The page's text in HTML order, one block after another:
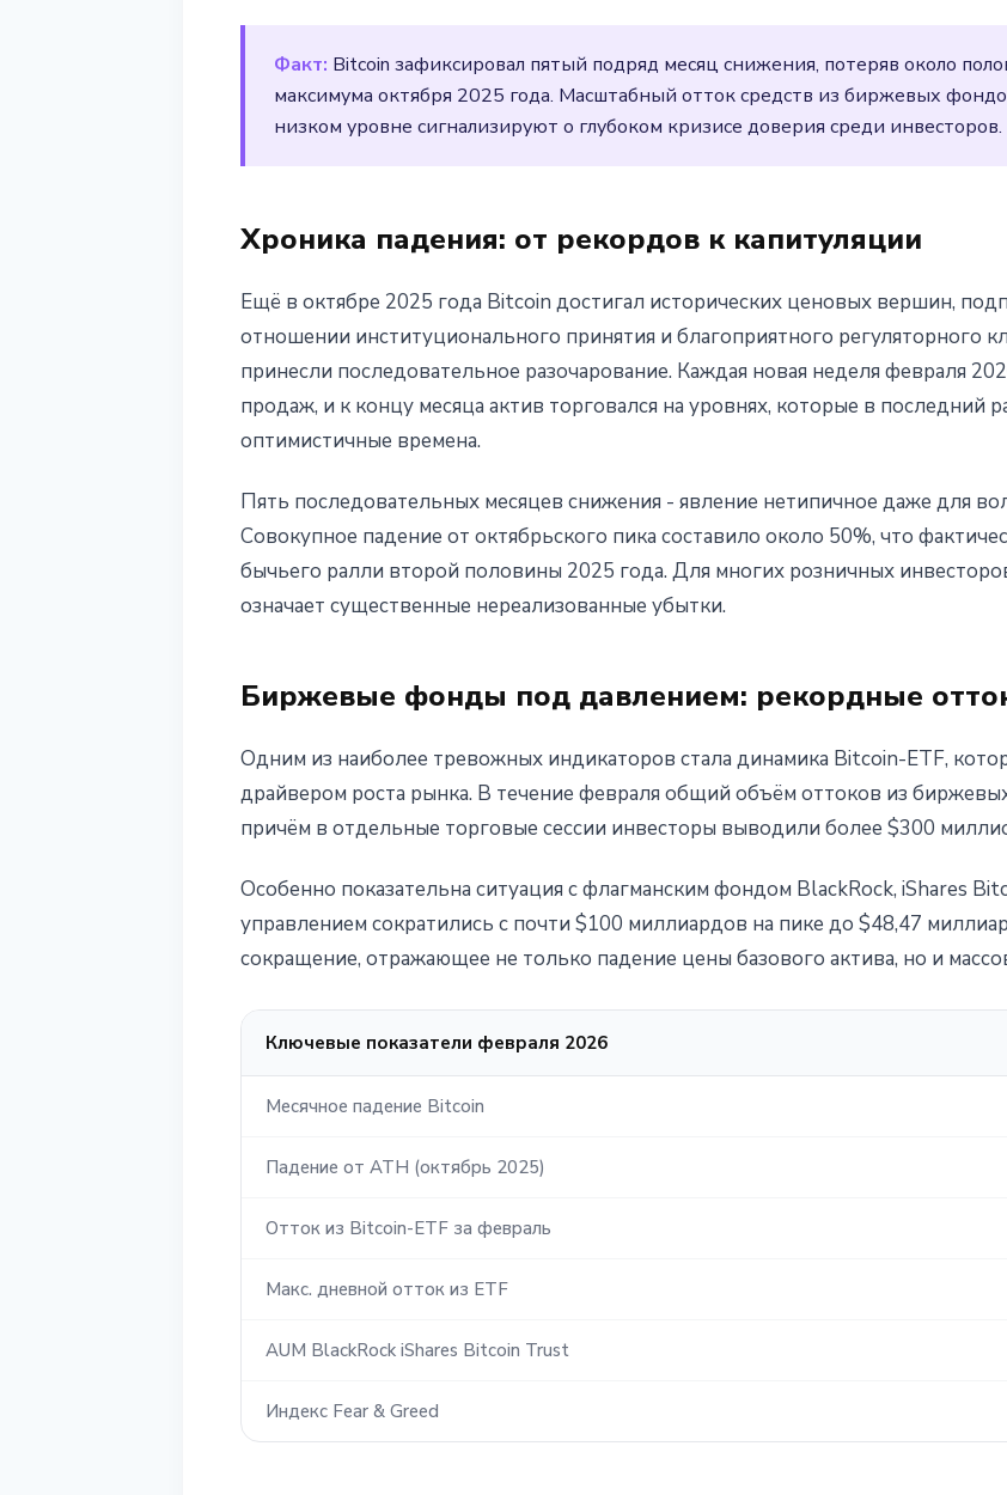
Факт: Bitcoin зафиксировал пятый подряд месяц снижения, потеряв около
максимума октября 2025 года. Масштабный отток средств из биржевых
низком уровне сигнализируют о глубоком кризисе доверия среди инвесторов.
Хроника падения: от рекордов к капитуляции
Ещё в октябре 2025 года Bitcoin достигал исторических ценовых вершин,
отношении институционального принятия и благоприятного регуляторного
принесли последовательное разочарование. Каждая новая неделя февраля
продаж, и к концу месяца актив торговался на уровнях, которые в последний
оптимистичные времена.
Пять последовательных месяцев снижения - явление нетипичное даже для
Совокупное падение от октябрьского пика составило около 50%, что
бычьего ралли второй половины 2025 года. Для многих розничных
означает существенные нереализованные убытки.
Биржевые фонды под давлением: рекордные
Одним из наиболее тревожных индикаторов стала динамика Bitcoin-ETF,
драйвером роста рынка. В течение февраля общий объём оттоков из
причём в отдельные торговые сессии инвесторы выводили более $300
Особенно показательна ситуация с флагманским фондом BlackRock, iShares
управлением сократились с почти $100 миллиардов на пике до $48,47
сокращение, отражающее не только падение цены базового актива, но и
Ключевые показатели февраля 2026
Месячное падение Bitcoin
Падение от ATH (октябрь 2025)
Отток из Bitcoin-ETF за февраль
Макс. дневной отток из ETF
AUM BlackRock iShares Bitcoin Trust
Индекс Fear & Greed